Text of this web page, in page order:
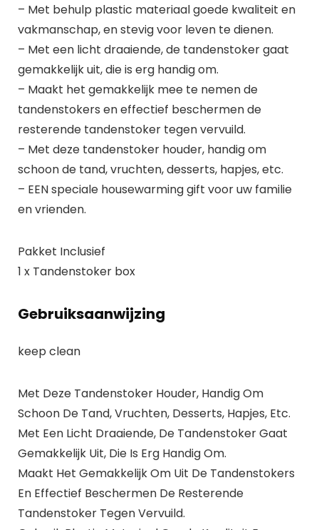
– Met behulp plastic materiaal goede kwaliteit en
vakmanschap, en stevig voor leven te dienen.
– Met een licht draaiende, de tandenstoker gaat
gemakkelijk uit, die is erg handig om.
– Maakt het gemakkelijk mee te nemen de
tandenstokers en effectief beschermen de
resterende tandenstoker tegen vervuild.
– Met deze tandenstoker houder, handig om
schoon de tand, vruchten, desserts, hapjes, etc.
– EEN speciale housewarming gift voor uw familie
en vrienden.
Pakket Inclusief
1 x Tandenstoker box
Gebruiksaanwijzing
keep clean
Met Deze Tandenstoker Houder, Handig Om
Schoon De Tand, Vruchten, Desserts, Hapjes, Etc.
Met Een Licht Draaiende, De Tandenstoker Gaat
Gemakkelijk Uit, Die Is Erg Handig Om.
Maakt Het Gemakkelijk Om Uit De Tandenstokers
En Effectief Beschermen De Resterende
Tandenstoker Tegen Vervuild.